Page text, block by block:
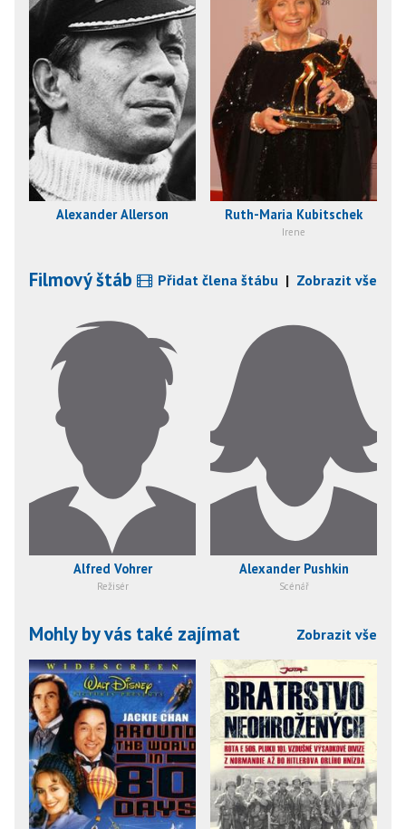
Alexander Allerson Ruth-Maria Kubitschek
Irene
Filmový štáb Přidat člena štábu | Zobrazit vše
Alfred Vohrer
Režisér
Alexander Pushkin
Scénář
Mohly by vás také zajímat Zobrazit vše